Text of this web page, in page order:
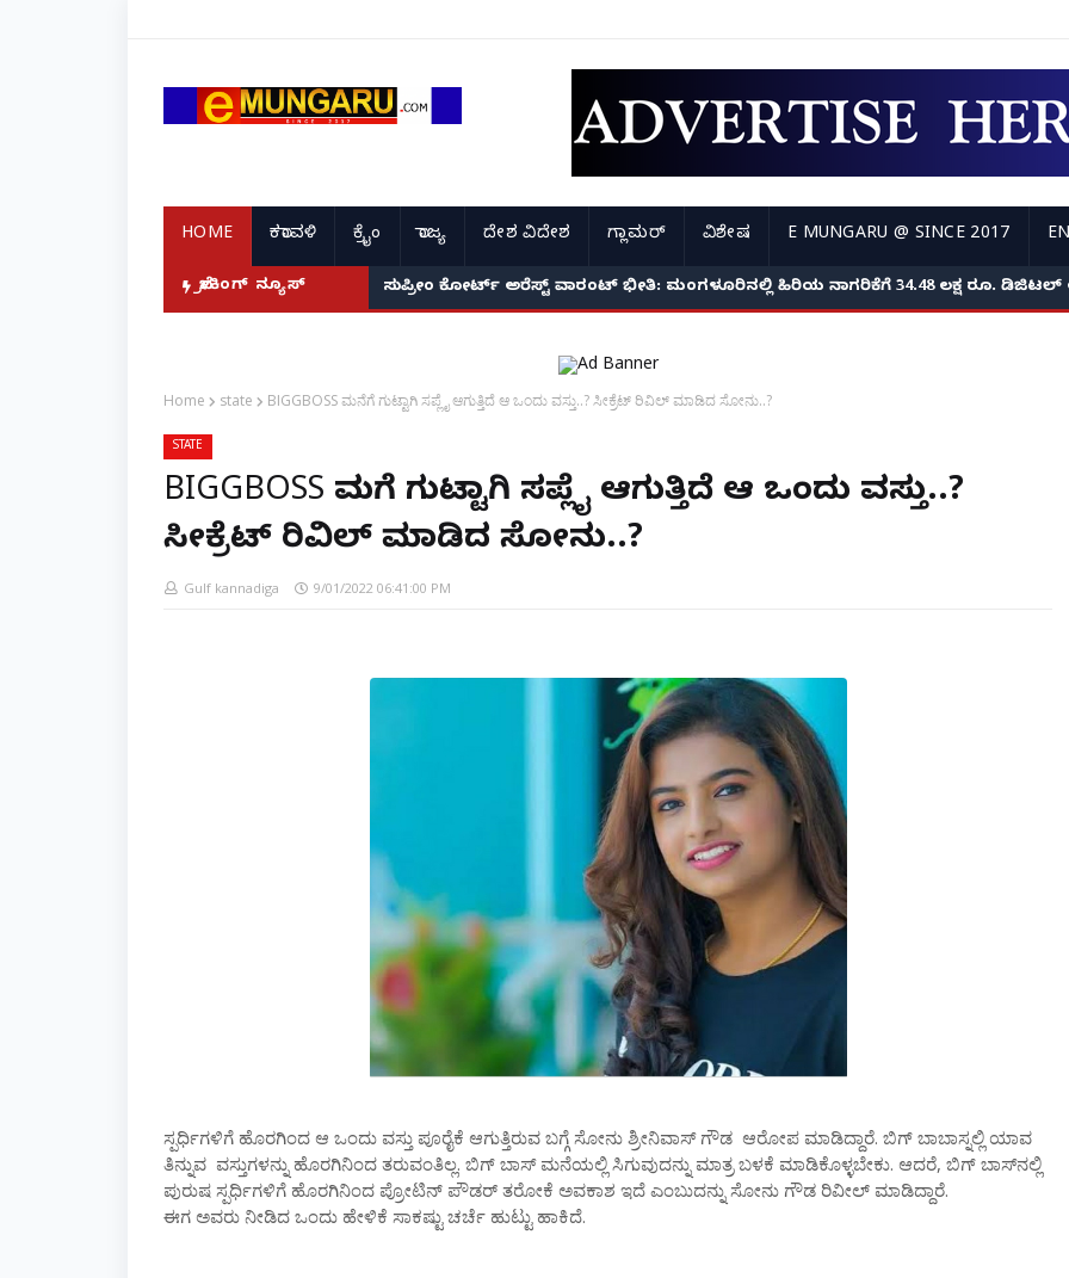
HOME ಕರಾವಳಿ ಕ್ರೈಂ ರಾಜ್ಯ ದೇಶ ವಿದೇಶ ಗ್ಲಾಮರ್ ವಿಶೇಷ E MUNGARU @ SINCE 2017
ಬ್ರೇಕಿಂಗ್ ನ್ಯೂಸ್ ಸುಪ್ರೀಂ ಕೋರ್ಟ್ ಅರೆಸ್ಟ್ ವಾರಂಟ್ ಭೀತಿ: ಮಂಗಳೂರಿನಲ್ಲಿ ಹಿರಿಯ ನಾಗರಿಕೆಗೆ 34.48 ಲಕ್ಷ ರೂ.
ಉಳ್ಳಾಲ: ಇನ್ಫೋಸಿಸ್ ಉದ್ಯೋಗಿಗಳ ಸೋಗಿನಲ್ಲಿ ಬಂದ ಖದೀಮರು; ವೃದ್ಧೆಯ ಬಾಯಿ ಮುಚ್ಚಿ 3 ಲಕ್ಷದ
Home state BIGGBOSS ಮನೆಗೆ ಗುಟ್ಟಾಗಿ ಸಪ್ಲೈ ಆಗುತ್ತಿದೆ ಆ ಒಂದು ವಸ್ತು..? ಸೀಕ್ರೆಟ್ ರಿವಿಲ್ ಮಾಡಿದ ಸೋನು..?
STATE
BIGGBOSS ಮನೆಗೆ ಗುಟ್ಟಾಗಿ ಸಪ್ಲೈ ಆಗುತ್ತಿದೆ ಆ ಒಂದು ವಸ್ತು..?
ಸೀಕ್ರೆಟ್ ರಿವಿಲ್ ಮಾಡಿದ ಸೋನು..?
Gulf kannadiga 9/01/2022 06:41:00 PM
ಸ್ಪರ್ಧಿಗಳಿಗೆ ಹೊರಗಿಂದ ಆ ಒಂದು ವಸ್ತು ಪೂರೈಕೆ ಆಗುತ್ತಿರುವ ಬಗ್ಗೆ ಸೋನು ಶ್ರೀನಿವಾಸ್ ಗೌಡ ಆರೋಪ ಮಾಡಿದ್ದಾರೆ. ಬಿಗ್ ಬಾಬಾಸ್ನಲ್ಲಿ ಯಾವ
ತಿನ್ನುವ ವಸ್ತುಗಳನ್ನು ಹೊರಗಿನಿಂದ ತರುವಂತಿಲ್ಲ. ಬಿಗ್ ಬಾಸ್ ಮನೆಯಲ್ಲಿ ಸಿಗುವುದನ್ನು ಮಾತ್ರ ಬಳಕೆ ಮಾಡಿಕೊಳ್ಳಬೇಕು. ಆದರೆ, ಬಿಗ್ ಬಾಸ್​ನಲ್ಲಿ
ಪುರುಷ ಸ್ಪರ್ಧಿಗಳಿಗೆ ಹೊರಗಿನಿಂದ ಪ್ರೋಟಿನ್ ಪೌಡರ್ ತರೋಕೆ ಅವಕಾಶ ಇದೆ ಎಂಬುದನ್ನು ಸೋನು ಗೌಡ ರಿವೀಲ್ ಮಾಡಿದ್ದಾರೆ.
ಈಗ ಅವರು ನೀಡಿದ ಒಂದು ಹೇಳಿಕೆ ಸಾಕಷ್ಟು ಚರ್ಚೆ ಹುಟ್ಟು ಹಾಕಿದೆ.